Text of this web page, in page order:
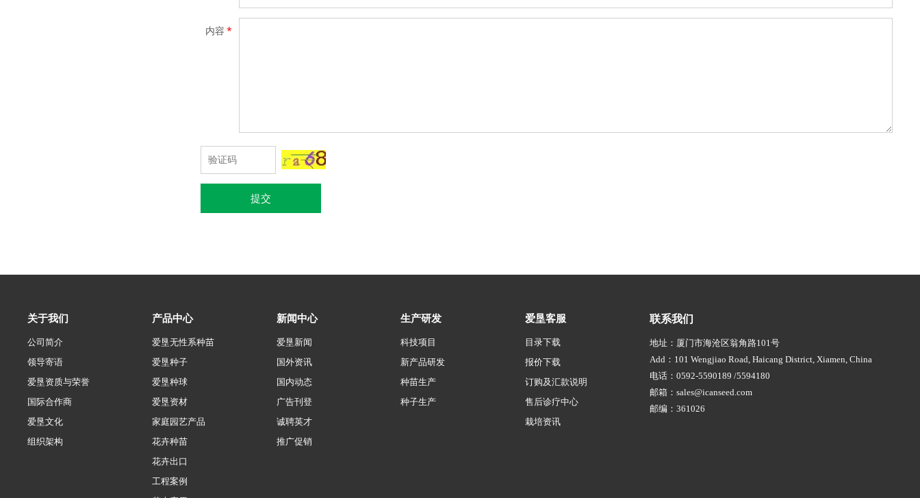
内容 *
提交
关于我们
公司简介
领导寄语
爱垦资质与荣誉
国际合作商
爱垦文化
组织架构
产品中心
爱垦无性系种苗
爱垦种子
爱垦种球
爱垦资材
家庭园艺产品
花卉种苗
花卉出口
工程案例
新闻中心
爱垦新闻
国外资讯
国内动态
广告刊登
诚聘英才
推广促销
生产研发
科技项目
新产品研发
种苗生产
种子生产
爱垦客服
目录下载
报价下载
订购及汇款说明
售后诊疗中心
栽培资讯
联系我们
地址：厦门市海沧区翁角路101号
Add：101 Wengjiao Road, Haicang District, Xiamen, China
电话：0592-5590189 /5594180
邮箱：sales@icanseed.com
邮编：361026